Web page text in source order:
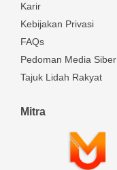
Karir
Kebijakan Privasi
FAQs
Pedoman Media Siber
Tajuk Lidah Rakyat
Mitra